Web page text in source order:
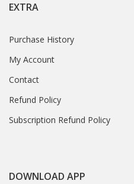
EXTRA
Purchase History
My Account
Contact
Refund Policy
Subscription Refund Policy
DOWNLOAD APP